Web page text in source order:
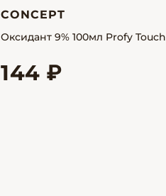
CONCEPT
Оксидант 9% 100мл Profy Touch
144 ₽